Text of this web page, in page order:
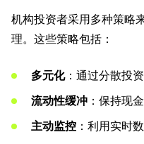
机构投资者采用多种策略
理。这些策略包括：
多元化：通过分散投
流动性缓冲 ：保持现
主动监控 ：利用实时